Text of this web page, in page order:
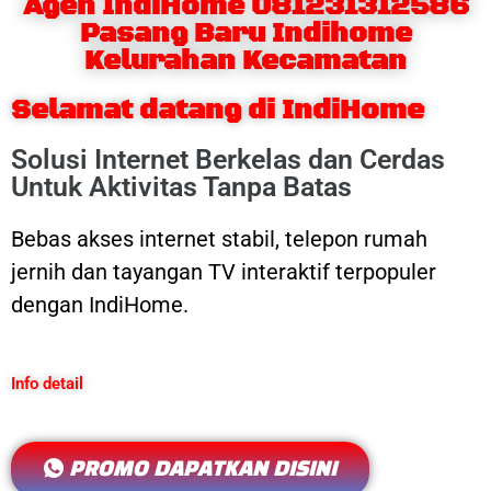
Pasang Baru Indihome
Kelurahan Kecamatan
Selamat datang di IndiHome
Solusi Internet Berkelas dan Cerdas
Untuk Aktivitas Tanpa Batas
Bebas akses internet stabil, telepon rumah
jernih dan tayangan TV interaktif terpopuler
dengan IndiHome.
Info detail
PROMO DAPATKAN DISINI